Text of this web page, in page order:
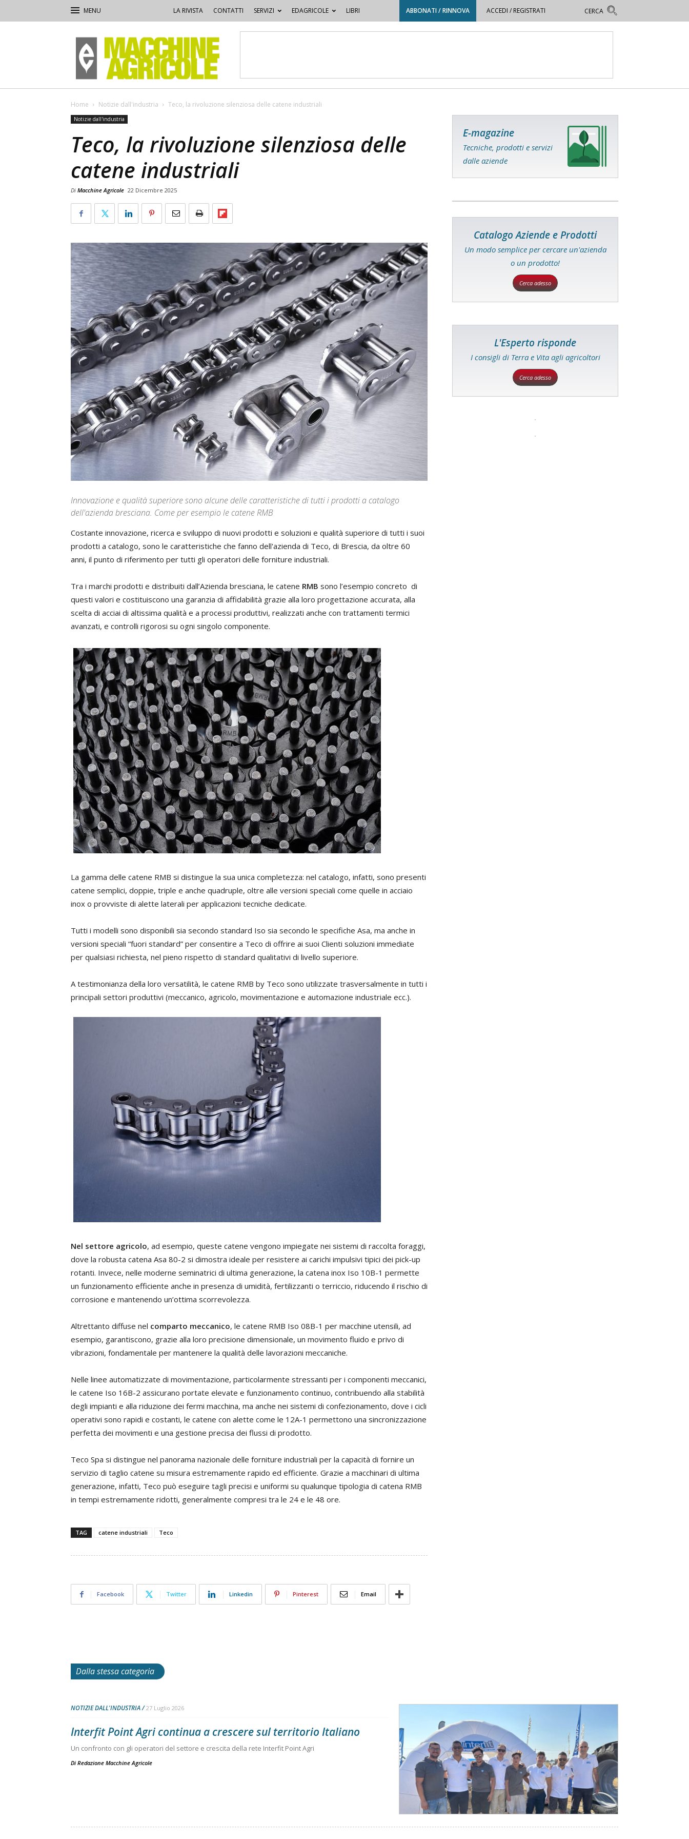
LA RIVISTA CONTATTI SERVIZI EDAGRICOLE LIBRI ABBONATI / RINNOVA ACCEDI / REGISTRATI
Macchine
Agricole
Home Notizie dall'industria Teco, la rivoluzione silenziosa delle catene industriali
Notizie dall'industria
Teco, la rivoluzione silenziosa delle
catene industriali
Di Macchine Agricole 22 Dicembre 2025
Innovazione e qualità superiore sono alcune delle caratteristiche di tutti i prodotti a catalogo
dell'azienda bresciana. Come per esempio le catene RMB
Costante innovazione, ricerca e sviluppo di nuovi prodotti e soluzioni e qualità superiore di tutti i suoi
prodotti a catalogo, sono le caratteristiche che fanno dell'azienda di Teco, di Brescia, da oltre 60
anni, il punto di riferimento per tutti gli operatori delle forniture industriali.
Tra i marchi prodotti e distribuiti dall’Azienda bresciana, le catene RMB sono l’esempio concreto di
questi valori e costituiscono una garanzia di affidabilità grazie alla loro progettazione accurata, alla
scelta di acciai di altissima qualità e a processi produttivi, realizzati anche con trattamenti termici
avanzati, e controlli rigorosi su ogni singolo componente.
La gamma delle catene RMB si distingue la sua unica completezza: nel catalogo, infatti, sono presenti
catene semplici, doppie, triple e anche quadruple, oltre alle versioni speciali come quelle in acciaio
inox o provviste di alette laterali per applicazioni tecniche dedicate.
Tutti i modelli sono disponibili sia secondo standard Iso sia secondo le specifiche Asa, ma anche in
versioni speciali “fuori standard” per consentire a Teco di offrire ai suoi Clienti soluzioni immediate
per qualsiasi richiesta, nel pieno rispetto di standard qualitativi di livello superiore.
A testimonianza della loro versatilità, le catene RMB by Teco sono utilizzate trasversalmente in tutti i
principali settori produttivi (meccanico, agricolo, movimentazione e automazione industriale ecc.).
Nel settore agricolo, ad esempio, queste catene vengono impiegate nei sistemi di raccolta foraggi,
dove la robusta catena Asa 80-2 si dimostra ideale per resistere ai carichi impulsivi tipici dei pick-up
rotanti. Invece, nelle moderne seminatrici di ultima generazione, la catena inox Iso 10B-1 permette
un funzionamento efficiente anche in presenza di umidità, fertilizzanti o terriccio, riducendo il rischio di
corrosione e mantenendo un’ottima scorrevolezza.
Altrettanto diffuse nel comparto meccanico, le catene RMB Iso 08B-1 per macchine utensili, ad
esempio, garantiscono, grazie alla loro precisione dimensionale, un movimento fluido e privo di
vibrazioni, fondamentale per mantenere la qualità delle lavorazioni meccaniche.
Nelle linee automatizzate di movimentazione, particolarmente stressanti per i componenti meccanici,
le catene Iso 16B-2 assicurano portate elevate e funzionamento continuo, contribuendo alla stabilità
degli impianti e alla riduzione dei fermi macchina, ma anche nei sistemi di confezionamento, dove i cicli
operativi sono rapidi e costanti, le catene con alette come le 12A-1 permettono una sincronizzazione
perfetta dei movimenti e una gestione precisa dei flussi di prodotto.
Teco Spa si distingue nel panorama nazionale delle forniture industriali per la capacità di fornire un
servizio di taglio catene su misura estremamente rapido ed efficiente. Grazie a macchinari di ultima
generazione, infatti, Teco può eseguire tagli precisi e uniformi su qualunque tipologia di catena RMB
in tempi estremamente ridotti, generalmente compresi tra le 24 e le 48 ore.
TAG catene industriali Teco
Facebook Twitter Linkedin Pinterest Email
E-magazine
Tecniche, prodotti e servizi
dalle aziende
Catalogo Aziende e Prodotti
Un modo semplice per cercare un'azienda
o un prodotto!
Cerca adesso
L'Esperto risponde
I consigli di Terra e Vita agli agricoltori
Cerca adesso
Dalla stessa categoria
NOTIZIE DALL'INDUSTRIA 27 Luglio 2026
Interfit Point Agri continua a crescere sul territorio Italiano
Un confronto con gli operatori del settore e crescita della rete Interfit Point Agri
Di Redazione Macchine Agricole